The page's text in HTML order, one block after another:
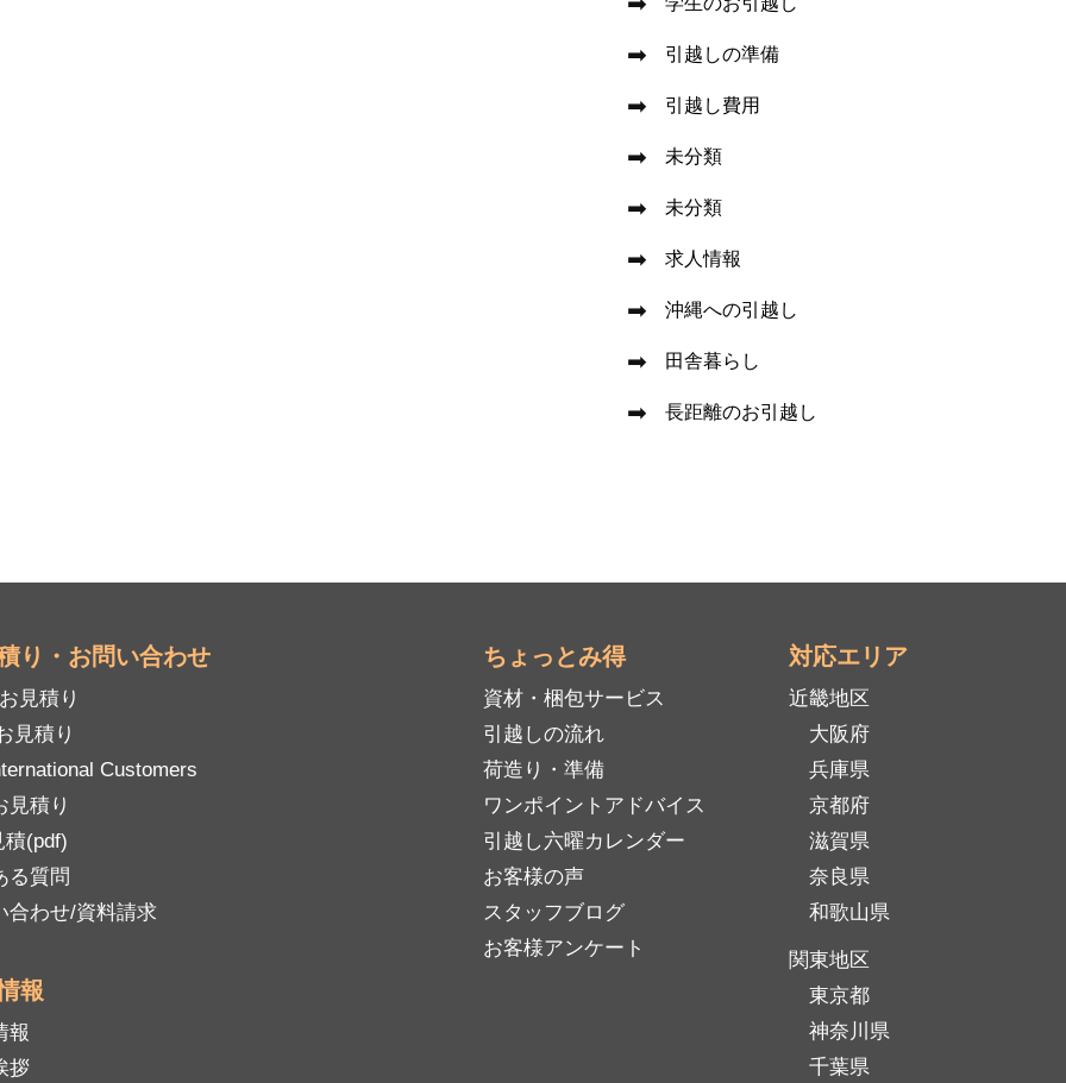
引越しの準備
引越し費用
未分類
未分類
求人情報
沖縄への引越し
田舎暮らし
長距離のお引越し
り・お問い合わせ
見積り
見積り
Customers
見積り
積(pdf)
る質問
合わせ/資料請求
報
報
拶
ちょっとみ得
資材・梱包サービス
引越しの流れ
荷造り・準備
ワンポイントアドバイス
引越し六曜カレンダー
お客様の声
スタッフブログ
お客様アンケート
対応エリア
近畿地区
大阪府
兵庫県
京都府
滋賀県
奈良県
和歌山県
関東地区
東京都
神奈川県
千葉県